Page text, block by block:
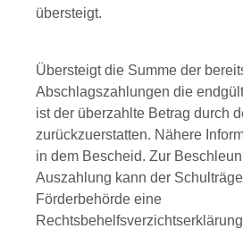
übersteigt.
Übersteigt die Summe der
Abschlagszahlungen die
ist der überzahlte Betrag durch
zurückzuerstatten. Nähere
in dem Bescheid. Zur
Auszahlung kann der
Förderbehörde eine